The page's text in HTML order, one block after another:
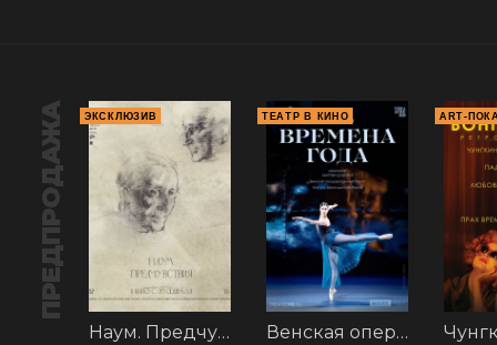
ПРЕДПРОДАЖА ЭКСКЛЮЗИВ
Наум. Предчувствия
ТЕАТР В КИНО
Венская опера: Времена года
ART-